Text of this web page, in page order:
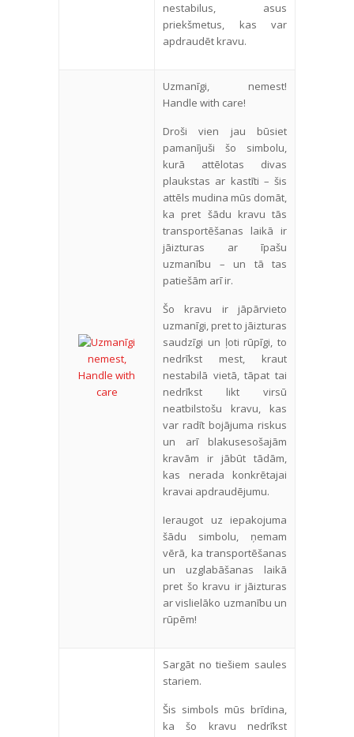
nestabilus, asus
priekšmetus, kas var
apdraudēt kravu.
Uzmanīgi, nemest!
Handle with care!
Droši vien jau būsiet
pamanījuši šo simbolu,
kurā attēlotas divas
plaukstas ar kastīti – šis
attēls mudina mūs domāt,
ka pret šādu kravu tās
transportēšanas laikā ir
jāizturas ar īpašu
uzmanību – un tā tas
patiešām arī ir.
Šo kravu ir jāpārvieto
uzmanīgi, pret to jāizturas
saudzīgi un ļoti rūpīgi, to
nedrīkst mest, kraut
nestabilā vietā, tāpat tai
nedrīkst likt virsū
neatbilstošu kravu, kas
var radīt bojājuma riskus
un arī blakusesošajām
kravām ir jābūt tādām,
kas nerada konkrētajai
kravai apdraudējumu.
Ieraugot uz iepakojuma
šādu simbolu, ņemam
vērā, ka transportēšanas
un uzglabāšanas laikā
pret šo kravu ir jāizturas
ar vislielāko uzmanību un
rūpēm!
Sargāt no tiešiem saules
stariem.
Šis simbols mūs brīdina,
ka šo kravu nedrīkst